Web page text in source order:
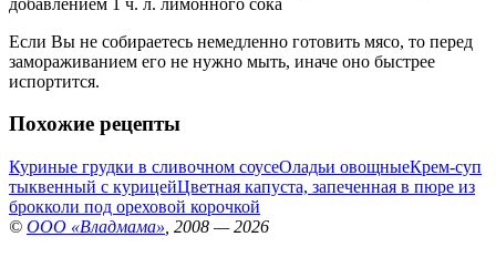
Если Вы не собираетесь немедленно готовить мясо, то перед
замораживанием его не нужно мыть, иначе оно быстрее
испортится.
Похожие рецепты
Куриные грудки в сливочном соусеОладьи овощныеКрем-суп
тыквенный с курицейЦветная капуста, запеченная в пюре из
брокколи под ореховой корочкой
© ООО «Владмама» , 2008 — 2026